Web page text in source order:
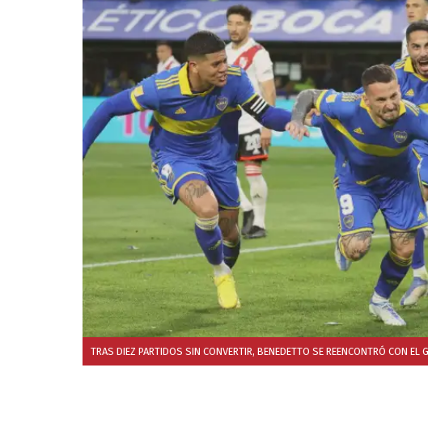
TRAS DIEZ PARTIDOS SIN CONVERTIR, BENEDETTO SE REENCONTRÓ CON EL